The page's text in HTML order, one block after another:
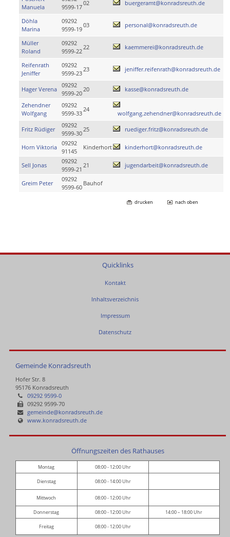
Manuela
9599-17
02 buergeramt@konradsreuth.de
Döhla
Marina
09292
9599-19
03 personal@konradsreuth.de
Müller
Roland
09292
9599-22
22 kaemmerei@konradsreuth.de
Reifenrath
Jeniffer
09292
9599-23
23 jeniffer.reifenrath@konradsreuth.de
Hager Verena
09292
9599-20
20 kasse@konradsreuth.de
Zehendner
Wolfgang
09292
9599-33
24
wolfgang.zehendner@konradsreuth.de
Fritz Rüdiger
09292
9599-30
25 ruediger.fritz@konradsreuth.de
Horn Viktoria
09292
91145
Kinderhort kinderhort@konradsreuth.de
Sell Jonas
09292
9599-21
21 jugendarbeit@konradsreuth.de
Greim Peter
09292
9599-60
Bauhof
drucken nach oben
Quicklinks
Kontakt
Inhaltsverzeichnis
Impressum
Datenschutz
Gemeinde Konradsreuth
Hofer Str. 8
95176 Konradsreuth
09292 9599-0
09292 9599-70
gemeinde@konradsreuth.de
www.konradsreuth.de
Öffnungszeiten des Rathauses
Montag 08:00 - 12:00 Uhr
Dienstag 08:00 - 14:00 Uhr
Mittwoch 08:00 - 12:00 Uhr
Donnerstag 08:00 - 12:00 Uhr 14:00 – 18:00 Uhr
Freitag 08:00 - 12:00 Uhr